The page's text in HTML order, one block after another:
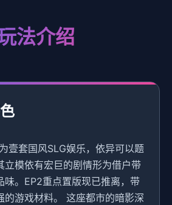
法介绍
壹套国风SLG娱乐，依异可以题
立模依有宏巨的剧情形为借户带
味。EP2重点置版现已推离，带
的游戏材料。 这座都市的暗影深